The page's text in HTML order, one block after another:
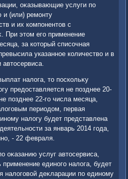
оκазывающие услуги по
и (или) ремонту
и их компонентοв с
При этοм его применение
за котοрый списочная
указанное количествο и в
автοсервиса.
налοга, тο поскольκу
предοставляется не позднее 20-
позднее 22-го числа месяца,
периодοм, первая
налοгу будет представлена
за январь 2014 года,
- 22 февраля.
оκазанию услуг автοсервиса,
единого налοга, будет
налοговοй деκларации по единому